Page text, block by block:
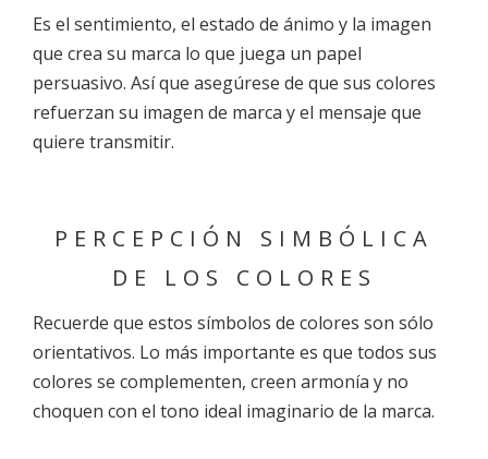
Es el sentimiento, el estado de ánimo y la imagen
que crea su marca lo que juega un papel
persuasivo. Así que asegúrese de que sus colores
refuerzan su imagen de marca y el mensaje que
quiere transmitir.
PERCEPCIÓN SIMBÓLICA
DE LOS COLORES
Recuerde que estos símbolos de colores son sólo
orientativos. Lo más importante es que todos sus
colores se complementen, creen armonía y no
choquen con el tono ideal imaginario de la marca.